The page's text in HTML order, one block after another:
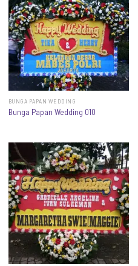
BUNGA PAPAN WEDDING
Bunga Papan Wedding 010